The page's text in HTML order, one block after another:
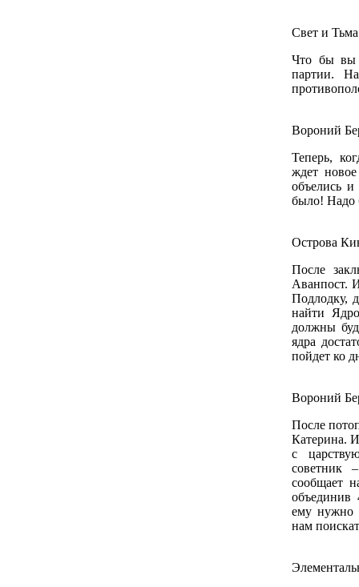
Свет и Тьма
Что бы вы
партии.
Вороний
Теперь,
ждет
объелись
было! Надо
Острова
После
Аванпост.
Подлодку,
найти
должны
ядра
пойдет ко
Вороний
После
Катерина.
с
советник
сообщает
объединив
ему нужно
нам